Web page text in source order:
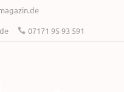
07171 95 93 591